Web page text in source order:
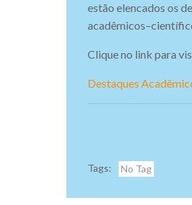
estão elencados os
acadêmicos–
Clique no link para
Destaques
Tags: No Tag